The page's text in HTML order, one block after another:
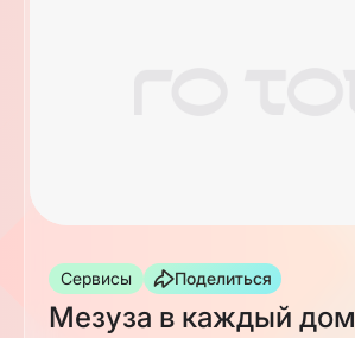
Сервисы Поделиться
Мезуза в каждый дом